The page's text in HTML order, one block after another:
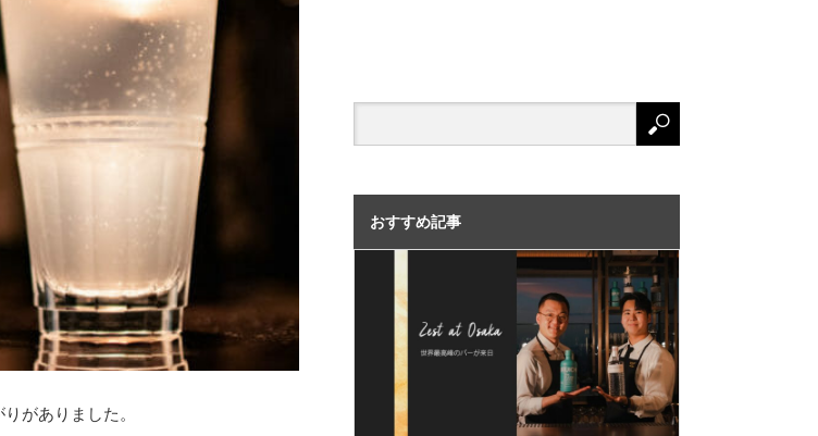
がありました。
おすすめ記事